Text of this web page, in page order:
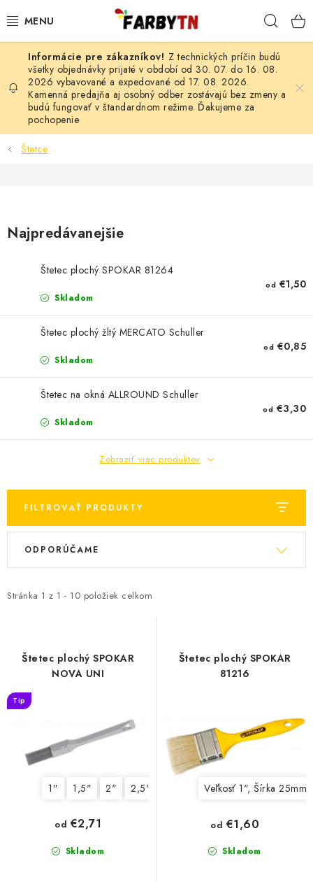
na
FARBY A LAKY
STAVEBNÁ CHÉMIA
MALIARSKE POTREBY
AUTO-MOTO
AKCIA
KONTAKTY
HODNOTENIE OBCHODU
MIEŠANIE FARIEB
Moja objednávka
Formulár na odstúpenie od zmluvy
Formulár na reklamáciu tovaru
Z technických príčin budú
všetky objednávky prijaté v období od 30. 07. do 16. 08.
2026 vybavované a expedované od 17. 08. 2026.
Kamenná predajňa aj osobný odber zostávajú bez zmeny a
budú fungovať v štandardnom režime. Ďakujeme za
pochopenie
Štetce
Najpredávanejšie
Štetec plochý SPOKAR 81264
Skladom
od €1,50
Štetec plochý žltý MERCATO Schuller
Skladom
od €0,85
Štetec na okná ALLROUND Schuller
Skladom
od €3,30
Zobraziť viac produktov
FILTROVAŤ PRODUKTY
V
i
d
u
Stránka 1 z 1 - 10 položiek celkom
R
e
r
o
ODPORÚČAME
Štetec plochý SPOKAR
NOVA UNI
Tip
1" 1,5" 2" 2,5"
Skladom
od €2,71
Štetec plochý SPOKAR
81216
Veľkosť 1", Šírka
Skladom
od €1,60